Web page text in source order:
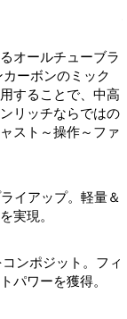
オールチューブラ
ーボンのミック
することで、中高
リッチならではの
スト～操作～ファ
イアップ。軽量＆
実現。
ンポジット。フィ
パワーを獲得。